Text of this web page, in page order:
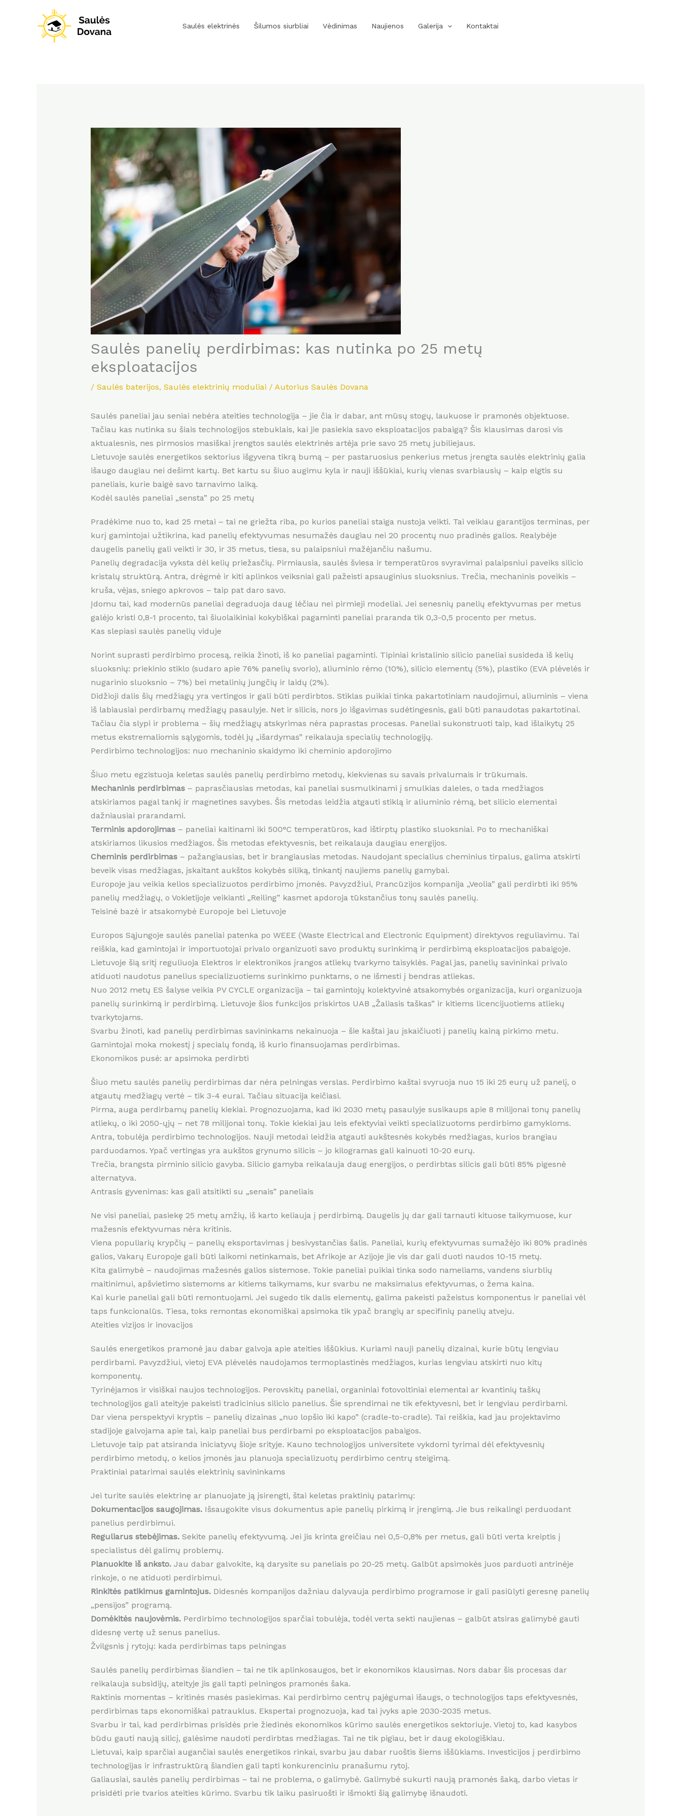
Saulės elektrinės Šilumos siurbliai Vėdinimas Naujienos Galerija Kontaktai
Saulės panelių perdirbimas: kas nutinka po 25 metų
eksploatacijos
/ Saulės baterijos, Saulės elektrinių moduliai / Autorius Saulės Dovana
Saulės paneliai jau seniai nebėra ateities technologija – jie čia ir dabar, ant mūsų stogų, laukuose ir pramonės objektuose.
Tačiau kas nutinka su šiais technologijos stebuklais, kai jie pasiekia savo eksploatacijos pabaigą? Šis klausimas darosi vis
aktualesnis, nes pirmosios masiškai įrengtos saulės elektrinės artėja prie savo 25 metų jubiliejaus.
Lietuvoje saulės energetikos sektorius išgyvena tikrą bumą – per pastaruosius penkerius metus įrengta saulės elektrinių galia
išaugo daugiau nei dešimt kartų. Bet kartu su šiuo augimu kyla ir nauji iššūkiai, kurių vienas svarbiausių – kaip elgtis su
paneliais, kurie baigė savo tarnavimo laiką.
Kodėl saulės paneliai „sensta” po 25 metų
Pradėkime nuo to, kad 25 metai – tai ne griežta riba, po kurios paneliai staiga nustoja veikti. Tai veikiau garantijos terminas, per
kurį gamintojai užtikrina, kad panelių efektyvumas nesumažės daugiau nei 20 procentų nuo pradinės galios. Realybėje
daugelis panelių gali veikti ir 30, ir 35 metus, tiesa, su palaipsniui mažėjančiu našumu.
Panelių degradacija vyksta dėl kelių priežasčių. Pirmiausia, saulės šviesa ir temperatūros svyravimai palaipsniui paveiks silicio
kristalų struktūrą. Antra, drėgmė ir kiti aplinkos veiksniai gali pažeisti apsauginius sluoksnius. Trečia, mechaninis poveikis –
kruša, vėjas, sniego apkrovos – taip pat daro savo.
Įdomu tai, kad modernūs paneliai degraduoja daug lėčiau nei pirmieji modeliai. Jei senesnių panelių efektyvumas per metus
galėjo kristi 0,8-1 procento, tai šiuolaikiniai kokybiškai pagaminti paneliai praranda tik 0,3-0,5 procento per metus.
Kas slepiasi saulės panelių viduje
Norint suprasti perdirbimo procesą, reikia žinoti, iš ko paneliai pagaminti. Tipiniai kristalinio silicio paneliai susideda iš kelių
sluoksnių: priekinio stiklo (sudaro apie 76% panelių svorio), aliuminio rėmo (10%), silicio elementų (5%), plastiko (EVA plėvelės ir
nugarinio sluoksnio – 7%) bei metalinių jungčių ir laidų (2%).
Didžioji dalis šių medžiagų yra vertingos ir gali būti perdirbtos. Stiklas puikiai tinka pakartotiniam naudojimui, aliuminis – viena
iš labiausiai perdirbamų medžiagų pasaulyje. Net ir silicis, nors jo išgavimas sudėtingesnis, gali būti panaudotas pakartotinai.
Tačiau čia slypi ir problema – šių medžiagų atskyrimas nėra paprastas procesas. Paneliai sukonstruoti taip, kad išlaikytų 25
metus ekstremaliomis sąlygomis, todėl jų „išardymas” reikalauja specialių technologijų.
Perdirbimo technologijos: nuo mechaninio skaidymo iki cheminio apdorojimo
Šiuo metu egzistuoja keletas saulės panelių perdirbimo metodų, kiekvienas su savais privalumais ir trūkumais.
Mechaninis perdirbimas– paprasčiausias metodas, kai paneliai susmulkinami į smulkias daleles, o tada medžiagos
atskiriamos pagal tankį ir magnetines savybes. Šis metodas leidžia atgauti stiklą ir aliuminio rėmą, bet silicio elementai
dažniausiai prarandami.
Terminis apdorojimas– paneliai kaitinami iki 500°C temperatūros, kad ištirptų plastiko sluoksniai. Po to mechaniškai
atskiriamos likusios medžiagos. Šis metodas efektyvesnis, bet reikalauja daugiau energijos.
Cheminis perdirbimas– pažangiausias, bet ir brangiausias metodas. Naudojant specialius cheminius tirpalus, galima atskirti
beveik visas medžiagas, įskaitant aukštos kokybės siliką, tinkantį naujiems panelių gamybai.
Europoje jau veikia kelios specializuotos perdirbimo įmonės. Pavyzdžiui, Prancūzijos kompanija „Veolia” gali perdirbti iki 95%
panelių medžiagų, o Vokietijoje veikianti „Reiling” kasmet apdoroja tūkstančius tonų saulės panelių.
Teisinė bazė ir atsakomybė Europoje bei Lietuvoje
Europos Sąjungoje saulės paneliai patenka po WEEE (Waste Electrical and Electronic Equipment) direktyvos reguliavimu. Tai
reiškia, kad gamintojai ir importuotojai privalo organizuoti savo produktų surinkimą ir perdirbimą eksploatacijos pabaigoje.
Lietuvoje šią sritį reguliuoja Elektros ir elektronikos įrangos atliekų tvarkymo taisyklės. Pagal jas, panelių savininkai privalo
atiduoti naudotus panelius specializuotiems surinkimo punktams, o ne išmesti į bendras atliekas.
Nuo 2012 metų ES šalyse veikia PV CYCLE organizacija – tai gamintojų kolektyvinė atsakomybės organizacija, kuri organizuoja
panelių surinkimą ir perdirbimą. Lietuvoje šios funkcijos priskirtos UAB „Žaliasis taškas” ir kitiems licencijuotiems atliekų
tvarkytojams.
Svarbu žinoti, kad panelių perdirbimas savininkams nekainuoja – šie kaštai jau įskaičiuoti į panelių kainą pirkimo metu.
Gamintojai moka mokestį į specialų fondą, iš kurio finansuojamas perdirbimas.
Ekonomikos pusė: ar apsimoka perdirbti
Šiuo metu saulės panelių perdirbimas dar nėra pelningas verslas. Perdirbimo kaštai svyruoja nuo 15 iki 25 eurų už panelį, o
atgautų medžiagų vertė – tik 3-4 eurai. Tačiau situacija keičiasi.
Pirma, auga perdirbamų panelių kiekiai. Prognozuojama, kad iki 2030 metų pasaulyje susikaups apie 8 milijonai tonų panelių
atliekų, o iki 2050-ųjų – net 78 milijonai tonų. Tokie kiekiai jau leis efektyviai veikti specializuotoms perdirbimo gamykloms.
Antra, tobulėja perdirbimo technologijos. Nauji metodai leidžia atgauti aukštesnės kokybės medžiagas, kurios brangiau
parduodamos. Ypač vertingas yra aukštos grynumo silicis – jo kilogramas gali kainuoti 10-20 eurų.
Trečia, brangsta pirminio silicio gavyba. Silicio gamyba reikalauja daug energijos, o perdirbtas silicis gali būti 85% pigesnė
alternatyva.
Antrasis gyvenimas: kas gali atsitikti su „senais” paneliais
Ne visi paneliai, pasiekę 25 metų amžių, iš karto keliauja į perdirbimą. Daugelis jų dar gali tarnauti kituose taikymuose, kur
mažesnis efektyvumas nėra kritinis.
Viena populiarių krypčių – panelių eksportavimas į besivystančias šalis. Paneliai, kurių efektyvumas sumažėjo iki 80% pradinės
galios, Vakarų Europoje gali būti laikomi netinkamais, bet Afrikoje ar Azijoje jie vis dar gali duoti naudos 10-15 metų.
Kita galimybė – naudojimas mažesnės galios sistemose. Tokie paneliai puikiai tinka sodo nameliams, vandens siurblių
maitinimui, apšvietimo sistemoms ar kitiems taikymams, kur svarbu ne maksimalus efektyvumas, o žema kaina.
Kai kurie paneliai gali būti remontuojami. Jei sugedo tik dalis elementų, galima pakeisti pažeistus komponentus ir paneliai vėl
taps funkcionalūs. Tiesa, toks remontas ekonomiškai apsimoka tik ypač brangių ar specifinių panelių atveju.
Ateities vizijos ir inovacijos
Saulės energetikos pramonė jau dabar galvoja apie ateities iššūkius. Kuriami nauji panelių dizainai, kurie būtų lengviau
perdirbami. Pavyzdžiui, vietoj EVA plėvelės naudojamos termoplastinės medžiagos, kurias lengviau atskirti nuo kitų
komponentų.
Tyrinėjamos ir visiškai naujos technologijos. Perovskitų paneliai, organiniai fotovoltiniai elementai ar kvantinių taškų
technologijos gali ateityje pakeisti tradicinius silicio panelius. Šie sprendimai ne tik efektyvesni, bet ir lengviau perdirbami.
Dar viena perspektyvi kryptis – panelių dizainas „nuo lopšio iki kapo” (cradle-to-cradle). Tai reiškia, kad jau projektavimo
stadijoje galvojama apie tai, kaip paneliai bus perdirbami po eksploatacijos pabaigos.
Lietuvoje taip pat atsiranda iniciatyvų šioje srityje. Kauno technologijos universitete vykdomi tyrimai dėl efektyvesnių
perdirbimo metodų, o kelios įmonės jau planuoja specializuotų perdirbimo centrų steigimą.
Praktiniai patarimai saulės elektrinių savininkams
Jei turite saulės elektrinę ar planuojate ją įsirengti, štai keletas praktinių patarimų:
Dokumentacijos saugojimas.Išsaugokite visus dokumentus apie panelių pirkimą ir įrengimą. Jie bus reikalingi perduodant
panelius perdirbimui.
Reguliarus stebėjimas.Sekite panelių efektyvumą. Jei jis krinta greičiau nei 0,5-0,8% per metus, gali būti verta kreiptis į
specialistus dėl galimų problemų.
Planuokite iš anksto.Jau dabar galvokite, ką darysite su paneliais po 20-25 metų. Galbūt apsimokės juos parduoti antrinėje
rinkoje, o ne atiduoti perdirbimui.
Rinkitės patikimus gamintojus.Didesnės kompanijos dažniau dalyvauja perdirbimo programose ir gali pasiūlyti geresnę panelių
„pensijos” programą.
Domėkitės naujovėmis.Perdirbimo technologijos sparčiai tobulėja, todėl verta sekti naujienas – galbūt atsiras galimybė gauti
didesnę vertę už senus panelius.
Žvilgsnis į rytojų: kada perdirbimas taps pelningas
Saulės panelių perdirbimas šiandien – tai ne tik aplinkosaugos, bet ir ekonomikos klausimas. Nors dabar šis procesas dar
reikalauja subsidijų, ateityje jis gali tapti pelningos pramonės šaka.
Raktinis momentas – kritinės masės pasiekimas. Kai perdirbimo centrų pajėgumai išaugs, o technologijos taps efektyvesnės,
perdirbimas taps ekonomiškai patrauklus. Ekspertai prognozuoja, kad tai įvyks apie 2030-2035 metus.
Svarbu ir tai, kad perdirbimas prisidės prie žiedinės ekonomikos kūrimo saulės energetikos sektoriuje. Vietoj to, kad kasybos
būdu gauti naują silicį, galėsime naudoti perdirbtas medžiagas. Tai ne tik pigiau, bet ir daug ekologiškiau.
Lietuvai, kaip sparčiai augančiai saulės energetikos rinkai, svarbu jau dabar ruoštis šiems iššūkiams. Investicijos į perdirbimo
technologijas ir infrastruktūrą šiandien gali tapti konkurenciniu pranašumu rytoj.
Galiausiai, saulės panelių perdirbimas – tai ne problema, o galimybė. Galimybė sukurti naują pramonės šaką, darbo vietas ir
prisidėti prie tvarios ateities kūrimo. Svarbu tik laiku pasiruošti ir išmokti šią galimybę išnaudoti.